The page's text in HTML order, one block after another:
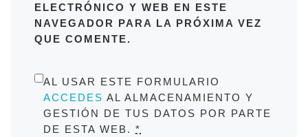
ELECTRÓNICO Y WEB EN ESTE
NAVEGADOR PARA LA PRÓXIMA VEZ
QUE COMENTE.
AL USAR ESTE FORMULARIO
ACCEDES AL ALMACENAMIENTO Y
GESTIÓN DE TUS DATOS POR PARTE
DE ESTA WEB. *